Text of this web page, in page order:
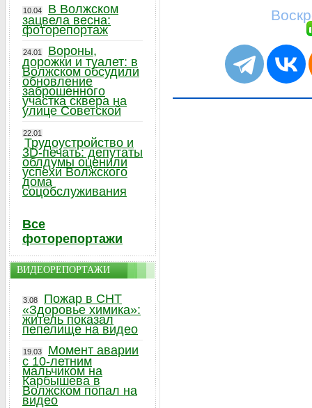
10.04
В Волжском
зацвела весна:
фоторепортаж
24.01
Вороны,
дорожки и туалет: в
Волжском обсудили
обновление
заброшенного
участка сквера на
улице Советской
22.01
Трудоустройство и
3D-печать: депутаты
облдумы оценили
успехи Волжского
дома
соцобслуживания
Все
фоторепортажи
ВИДЕОРЕПОРТАЖИ
3.08
Пожар в СНТ
«Здоровье химика»:
житель показал
пепелище на видео
19.03
Момент аварии
с 10-летним
мальчиком на
Карбышева в
Волжском попал на
видео